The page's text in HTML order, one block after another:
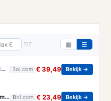
7/7 ▦ ☰
Boucheron pour Femme 100 ml Eau de Parfum - Damesparfum Bol.com € 39,49 Bekijk →
Boucheron Serpent Bohème Eau de Parfum 50 ml Bol.com € 23,49 Bekijk →